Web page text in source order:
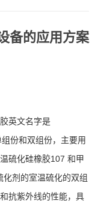
备的应用方案
英文名字是
份和双组份，主要用
硫化硅橡胶107 和甲
剂的室温硫化的双组
抗紫外线的性能，具